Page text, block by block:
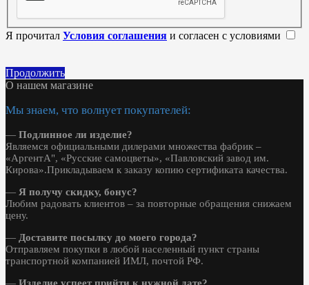
Я прочитал Условия соглашения и согласен с условиями
Продолжить
О нашем магазине
Мы знаем, что волнует покупателей:
— Подлинное ли изделие?
Являемся официальными дилерами множества фабрик –
«АргентА", «Русские самоцветы», «Павловский завод им.
Кирова».Прикладываем к заказу копию сертификата качества.
— Я получу скидку, бонус?
Любим радовать клиентов – за повторные обращения снижаем
цену.
— Доставите посылку до моего города?
Отправляем покупки в любой населенный пункт страны
транспортной компанией ИМЛ, почтой РФ.
— Изделие успеет прийти к нужной дате?